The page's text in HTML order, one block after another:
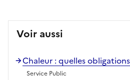
Voir aussi
Chaleur : quelles
Service Public